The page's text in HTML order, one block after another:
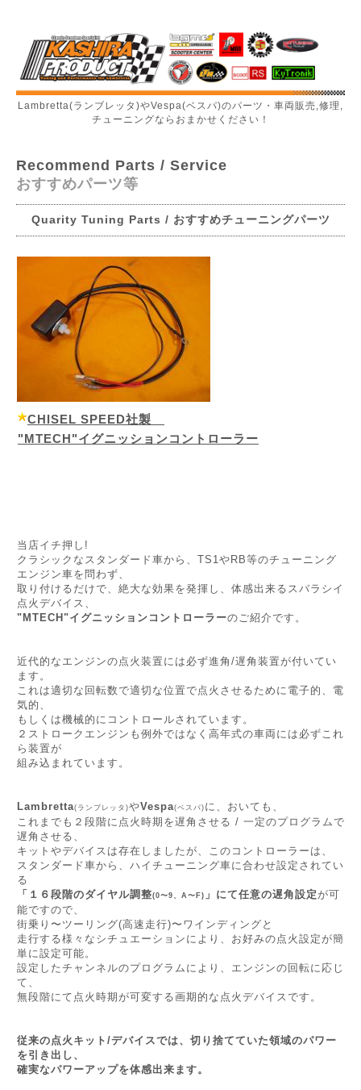
Lambretta(ランブレッタ)やVespa(ベスパ)のパーツ・車両販売,修理,
チューニングならおまかせください！
Recommend Parts / Service
おすすめパーツ等
Quarity Tuning Parts / おすすめチューニングパーツ
CHISEL SPEED社製
"MTECH"イグニッションコントローラー
当店イチ押し!
クラシックなスタンダード車から、TS1やRB等のチューニング
エンジン車を問わず、
取り付けるだけで、絶大な効果を発揮し、体感出来るスバラシイ
点火デバイス、
"MTECH"イグニッションコントローラーのご紹介です。
近代的なエンジンの点火装置には必ず進角/遅角装置が付いてい
ます。
これは適切な回転数で適切な位置で点火させるために電子的、電
気的、
もしくは機械的にコントロールされています。
２ストロークエンジンも例外ではなく高年式の車両には必ずこれ
ら装置が
組み込まれています。
Lambretta(ランブレッタ)やVespa(ベスパ) に、おいても、
これまでも２段階に点火時期を遅角させる / 一定のプログラムで
遅角させる、
キットやデバイスは存在しましたが、このコントローラーは、
スタンダード車から、ハイチューニング車に合わせ設定されてい
る
「１６段階のダイヤル調整(0〜9、A〜F) 」 にて任意の遅角設定 が可
能ですので、
街乗り〜ツーリング(高速走行)〜ワインディングと
走行する様々なシチュエーションにより、お好みの点火設定が簡
単に設定可能。
設定したチャンネルのプログラムにより、エンジンの回転に応じ
て、
無段階にて点火時期が可変する画期的な点火デバイスです。
従来の点火キット/デバイスでは、切り捨てていた領域のパワー
を引き出し、
確実なパワーアップを体感出来ます。